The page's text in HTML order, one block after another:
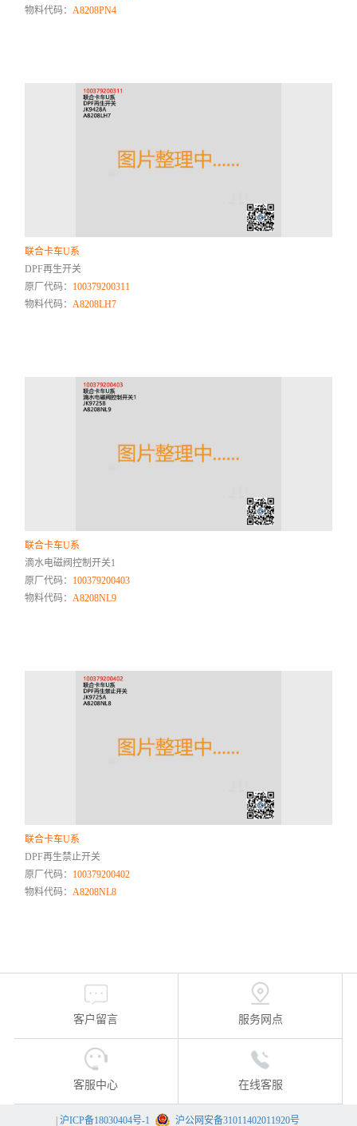
物料代码：A8208PN4
联合卡车U系
DPF再生开关
原厂代码： 100379200311
物料代码：A8208LH7
联合卡车U系
滴水电磁阀控制开关1
原厂代码： 100379200403
物料代码：A8208NL9
联合卡车U系
DPF再生禁止开关
原厂代码： 100379200402
物料代码：A8208NL8
客户留言 服务网点
客服中心 在线客服
| 沪ICP备18030404号-1 沪公网安备31011402011920号